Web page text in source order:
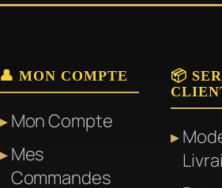
plusieurs
options
être
sur
👤 MON COMPTE
Mon Compte
Mes
Commandes
📦